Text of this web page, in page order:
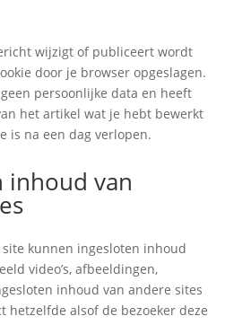
wijzigt of publiceert wordt
door je browser opgeslagen.
persoonlijke data en heeft
het artikel wat je hebt bewerkt
is na een dag verlopen.
inhoud van
kunnen ingesloten inhoud
video’s, afbeeldingen,
inhoud van andere sites
hetzelfde alsof de bezoeker deze